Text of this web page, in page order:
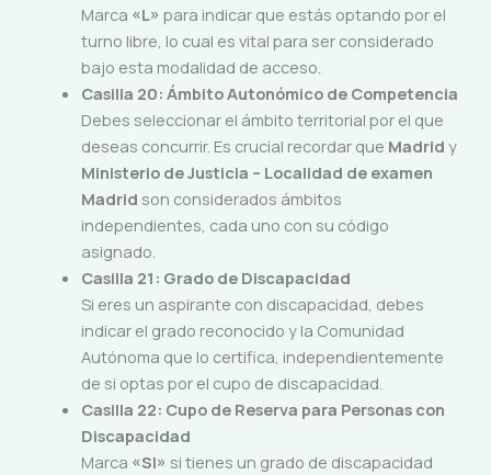
Marca «L» para indicar que estás optando por el
turno libre, lo cual es vital para ser considerado
bajo esta modalidad de acceso.
Casilla 20: Ámbito Autonómico de Competencia
Debes seleccionar el ámbito territorial por el que
deseas concurrir. Es crucial recordar que Madrid y
Ministerio de Justicia – Localidad de examen
Madrid son considerados ámbitos
independientes, cada uno con su código
asignado.
Casilla 21: Grado de Discapacidad
Si eres un aspirante con discapacidad, debes
indicar el grado reconocido y la Comunidad
Autónoma que lo certifica, independientemente
de si optas por el cupo de discapacidad.
Casilla 22: Cupo de Reserva para Personas con
Discapacidad
Marca «SI» si tienes un grado de discapacidad